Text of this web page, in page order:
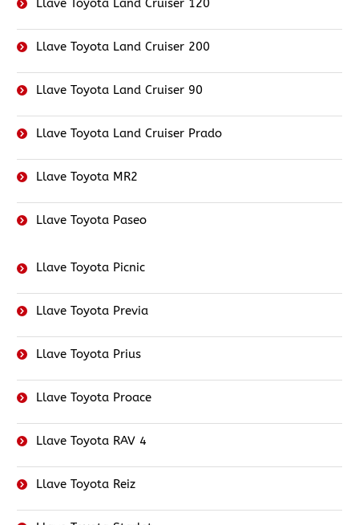
Llave Toyota Land Cruiser 120
Llave Toyota Land Cruiser 200
Llave Toyota Land Cruiser 90
Llave Toyota Land Cruiser Prado
Llave Toyota MR2
Llave Toyota Paseo
Llave Toyota Picnic
Llave Toyota Previa
Llave Toyota Prius
Llave Toyota Proace
Llave Toyota RAV 4
Llave Toyota Reiz